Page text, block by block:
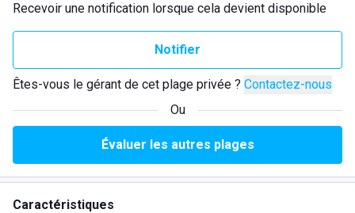
Recevoir une notification lorsque cela devient disponible
Notifier
Êtes-vous le gérant de cet plage privée ? Contactez-nous
Ou
Évaluer les autres plages
Caractéristiques